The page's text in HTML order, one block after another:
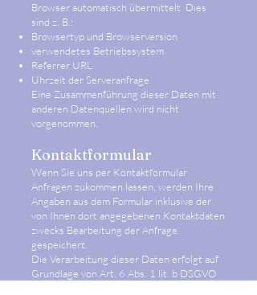
Browser automatisch übermittelt. Dies
sind z. B.:
Browsertyp und Browserversion
verwendetes Betriebssystem
Referrer URL
Uhrzeit der Serveranfrage
Eine Zusammenführung dieser Daten mit
anderen Datenquellen wird nicht
vorgenommen.
Kontaktformular
Wenn Sie uns per Kontaktformular
Anfragen zukommen lassen, werden Ihre
Angaben aus dem Formular inklusive der
von Ihnen dort angegebenen Kontaktdaten
zwecks Bearbeitung der Anfrage
gespeichert.
Die Verarbeitung dieser Daten erfolgt auf
Grundlage von Art. 6 Abs. 1 lit. b DSGVO